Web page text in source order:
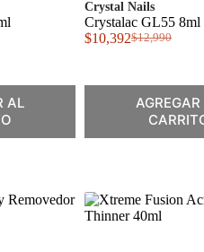
AL
Crystal Nails
Crystalac GL55 8ml
$12,990
El
$12,990.
$10,392El
$10,392.